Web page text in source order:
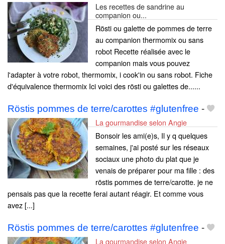
Les recettes de sandrine au
companion ou...
Rösti ou galette de pommes de terre
au companion thermomix ou sans
robot Recette réalisée avec le
companion mais vous pouvez
l'adapter à votre robot, thermomix, i cook'in ou sans robot. Fiche
d'équivalence thermomix Ici voici des rösti ou galettes de......
Röstis pommes de terre/carottes #glutenfree -
La gourmandise selon Angie
Bonsoir les ami(e)s, Il y q quelques
semaines, j'ai posté sur les réseaux
sociaux une photo du plat que je
venais de préparer pour ma fille : des
röstis pommes de terre/carotte. je ne
pensais pas que la recette ferai autant réagir. Et comme vous
avez [...]
Röstis pommes de terre/carottes #glutenfree -
La gourmandise selon Angie